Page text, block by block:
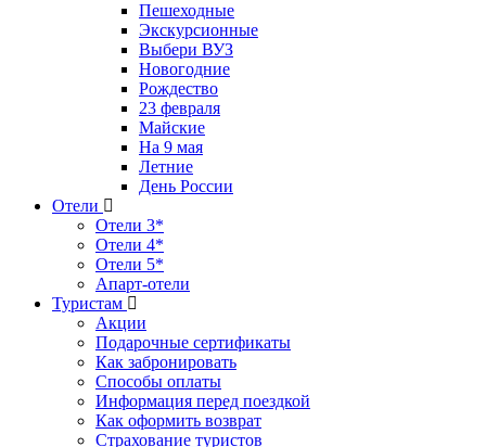
Пешеходные
Экскурсионные
Выбери ВУЗ
Новогодние
Рождество
23 февраля
Майские
На 9 мая
Летние
День России
Отели
Отели 3*
Отели 4*
Отели 5*
Апарт-отели
Туристам
Акции
Подарочные сертификаты
Как забронировать
Способы оплаты
Информация перед поездкой
Как оформить возврат
Страхование туристов